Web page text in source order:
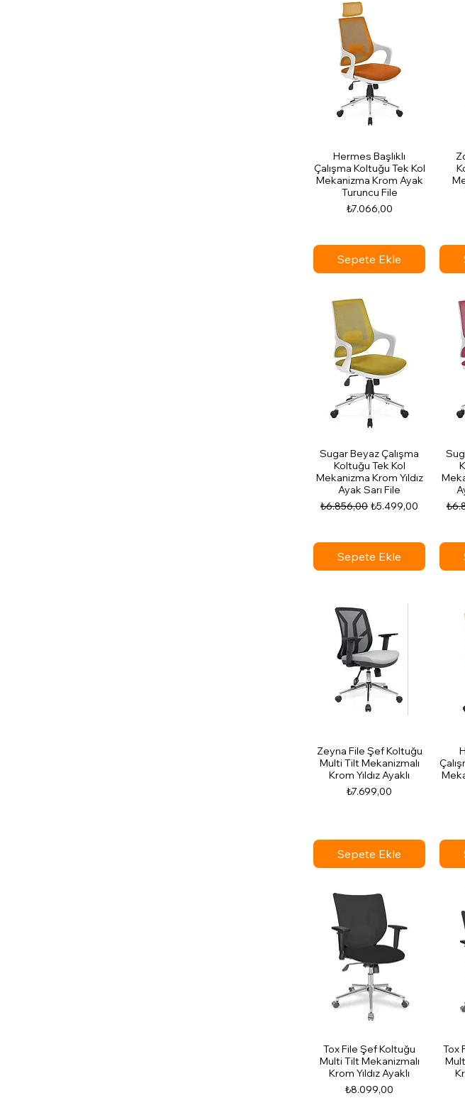
Hermes Başlıklı
Çalışma Koltuğu Tek Kol
Mekanizma Krom Ayak
Turuncu File
Fiyat
₺7.066,00
Sepete Ekle
Sugar Beyaz Çalışma
Koltuğu Tek Kol
Mekanizma Krom Yıldız
Ayak Sarı File
Normal Fiyat
₺6.856,00 İndirimli Fiyat
₺5.499,00
Sepete Ekle
Zeyna File Şef Koltuğu
Multi Tilt Mekanizmalı
Krom Yıldız Ayaklı
Fiyat
₺7.699,00
Sepete Ekle
Tox File Şef Koltuğu
Multi Tilt Mekanizmalı
Krom Yıldız Ayaklı
Fiyat
₺8.099,00
Tox